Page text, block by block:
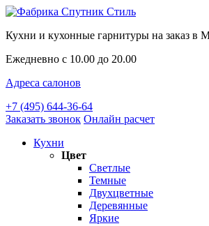
Кухни и кухонные гарнитуры на заказ в
Ежедневно с 10.00 до 20.00
Адреса салонов
+7 (495) 644-36-64
Заказать звонок Онлайн расчет
Кухни
Цвет
Светлые
Темные
Двухцветные
Деревянные
Яркие